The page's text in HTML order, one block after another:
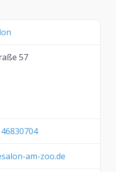
57
am-zoo.de